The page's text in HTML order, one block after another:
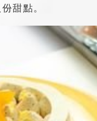
甜點。